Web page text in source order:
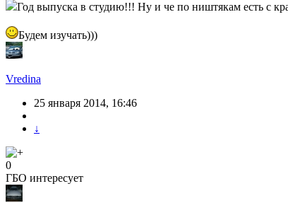
Год выпуска в студию!!! Ну и че по ништякам есть с
Будем изучать)))
Vredina
25 января 2014, 16:46
↓
0
ГБО интересует